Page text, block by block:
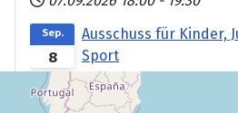
8
Sep.
Ausschuss für Kinder,
Sport
08.09.2026 18:00